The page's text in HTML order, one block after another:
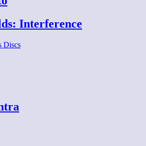
Interference
Discs